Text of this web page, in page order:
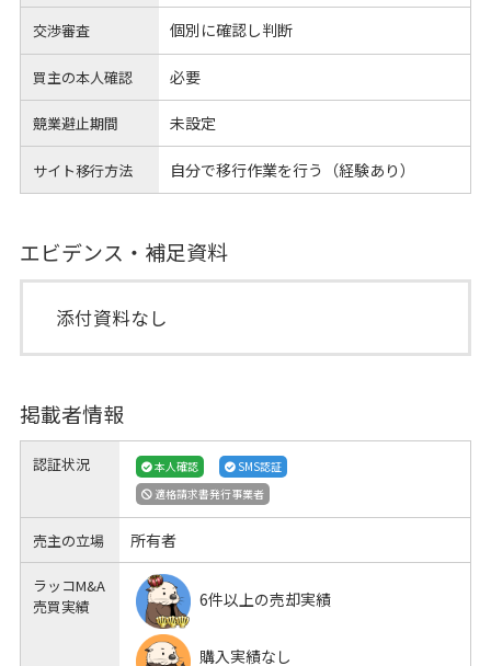
交渉審査 個別に確認し判断
買主の本人確認 必要
競業避止期間 未設定
サイト移行方法 自分で移行作業を行う（経験あり）
エビデンス・補足資料
添付資料なし
掲載者情報
認証状況 本人確認
SMS認証
適格請求書発行事業者
売主の立場 所有者
ラッコM&A
売買実績
6件以上の売却実績
購入実績なし